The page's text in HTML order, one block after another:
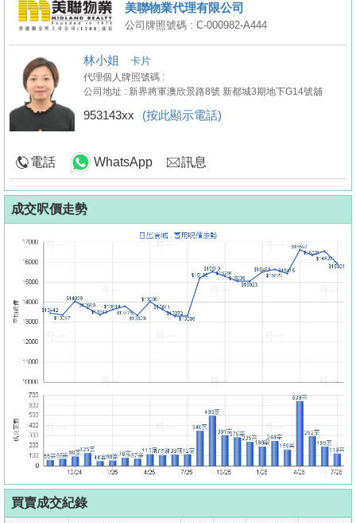
美聯物業代理有限公司
公司牌照號碼 : C-000982-A444
林小姐 卡片
代理個人牌照號碼 :
公司地址 : 新界將軍澳欣景路8號 新都城3期地下G14號舖
953143xx (按此顯示電話)
電話 WhatsApp 訊息
成交呎價走勢
買賣成交紀錄